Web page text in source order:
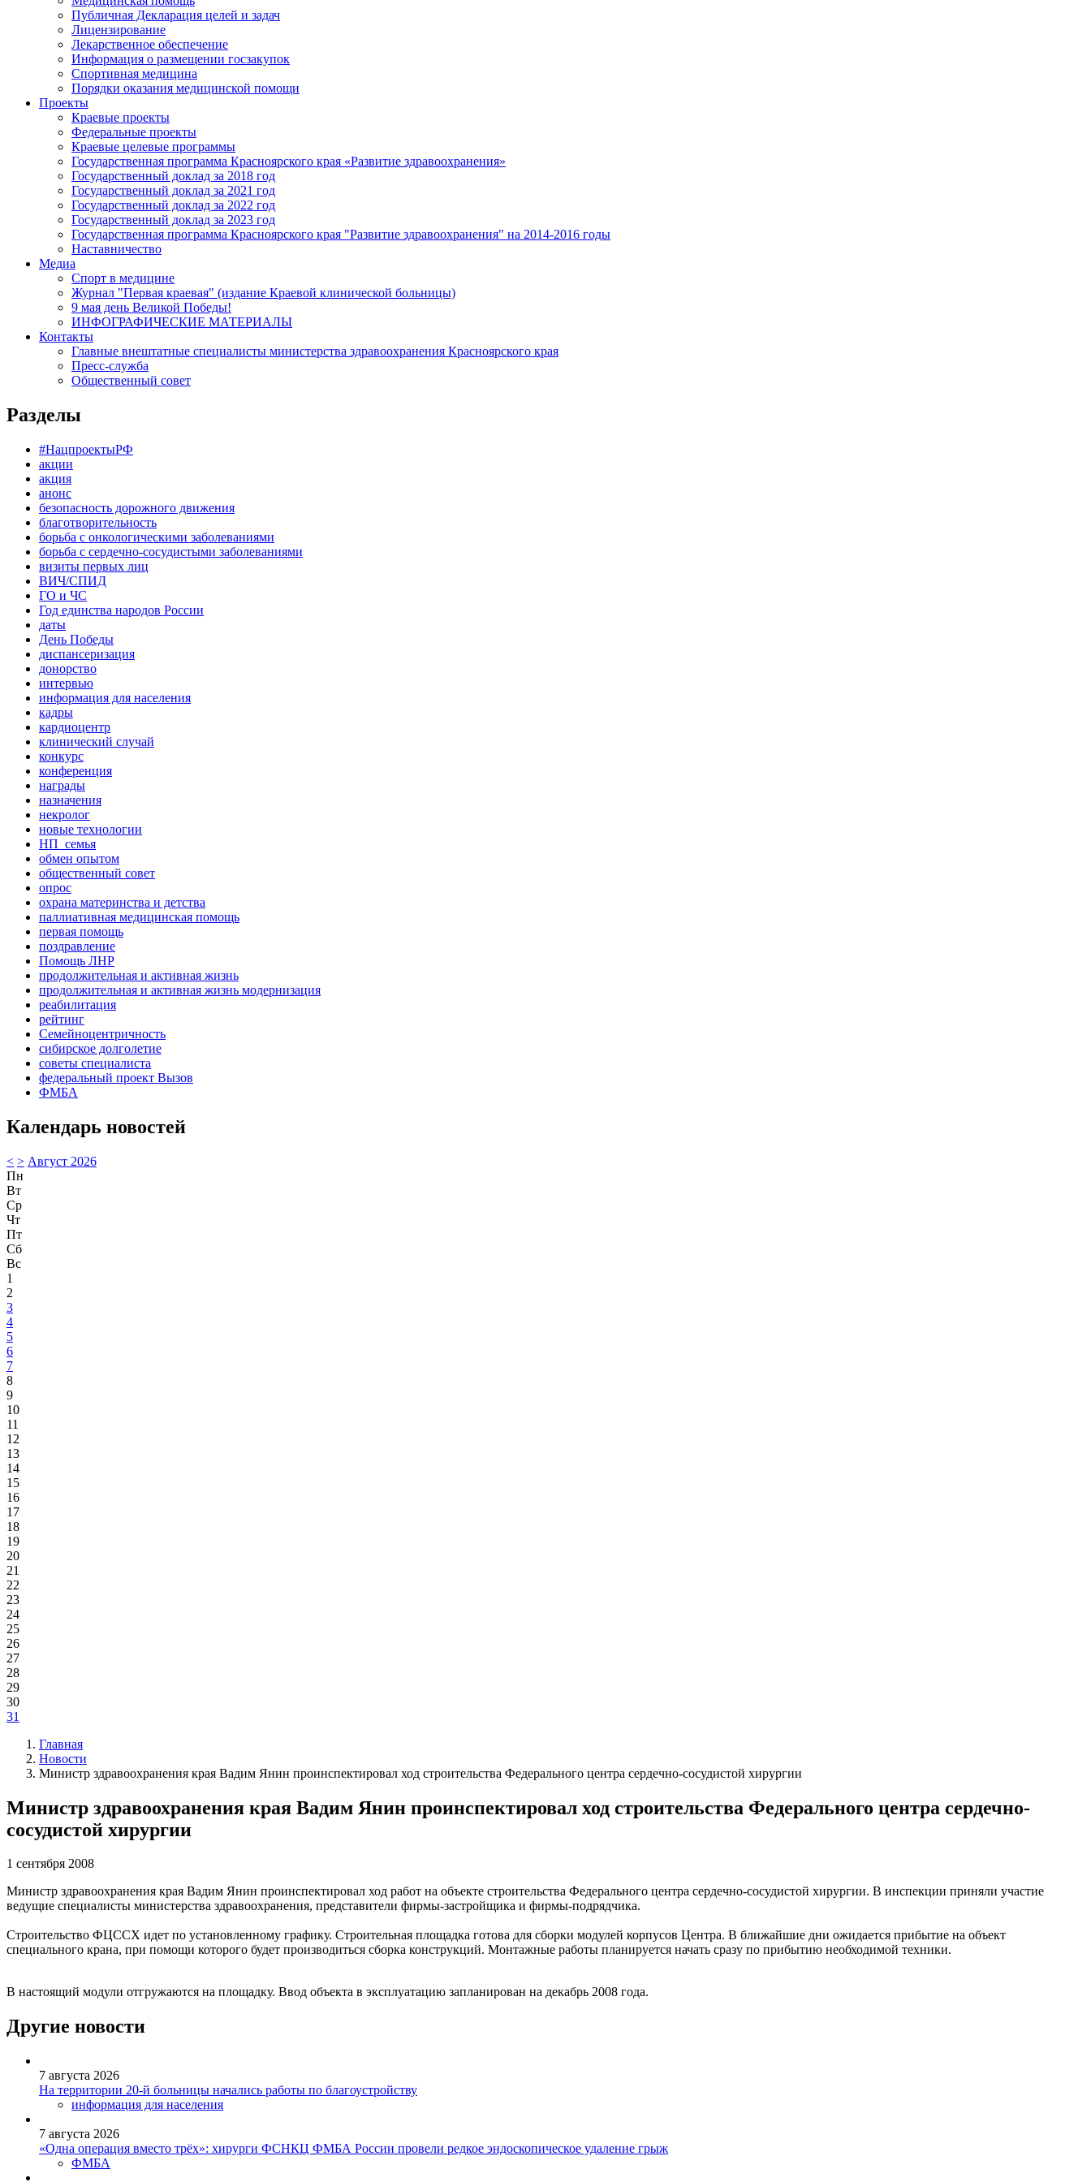
Публичная Декларация целей и задач
Лицензирование
Лекарственное обеспечение
Информация о размещении госзакупок
Спортивная медицина
Порядки оказания медицинской помощи
Проекты
Краевые проекты
Федеральные проекты
Краевые целевые программы
Государственная программа Красноярского края «Развитие здравоохранения»
Государственный доклад за 2018 год
Государственный доклад за 2021 год
Государственный доклад за 2022 год
Государственный доклад за 2023 год
Государственная программа Красноярского края "Развитие здравоохранения" на 2014-2016 годы
Наставничество
Медиа
Спорт в медицине
Журнал "Первая краевая" (издание Краевой клинической больницы)
9 мая день Великой Победы!
ИНФОГРАФИЧЕСКИЕ МАТЕРИАЛЫ
Контакты
Главные внештатные специалисты министерства здравоохранения Красноярского края
Пресс-служба
Общественный совет
Разделы
#НацпроектыРФ
акции
акция
анонс
безопасность дорожного движения
благотворительность
борьба с онкологическими заболеваниями
борьба с сердечно-сосудистыми заболеваниями
визиты первых лиц
ВИЧ/СПИД
ГО и ЧС
Год единства народов России
даты
День Победы
диспансеризация
донорство
интервью
информация для населения
кадры
кардиоцентр
клинический случай
конкурс
конференция
награды
назначения
некролог
новые технологии
НП_семья
обмен опытом
общественный совет
опрос
охрана материнства и детства
паллиативная медицинская помощь
первая помощь
поздравление
Помощь ЛНР
продолжительная и активная жизнь
продолжительная и активная жизнь модернизация
реабилитация
рейтинг
Семейноцентричность
сибирское долголетие
советы специалиста
федеральный проект Вызов
ФМБА
Календарь новостей
< > Август 2026
Пн
Вт
Ср
Чт
Пт
Сб
Вс
1
2
3
4
5
6
7
8
9
10
11
12
13
14
15
16
17
18
19
20
21
22
23
24
25
26
27
28
29
30
31
Главная
Новости
Министр здравоохранения края Вадим Янин проинспектировал ход строительства Федерального центра сердечно-сосудистой хирургии
Министр здравоохранения края Вадим Янин проинспектировал ход строительства Федерального центра сердечно-
сосудистой хирургии
1 сентября 2008
Министр здравоохранения края Вадим Янин проинспектировал ход работ на объекте строительства Федерального центра сердечно-сосудистой хирургии. В инспекции приняли участие
ведущие специалисты министерства здравоохранения, представители фирмы-застройщика и фирмы-подрядчика.
Строительство ФЦССХ идет по установленному графику. Строительная площадка готова для сборки модулей корпусов Центра. В ближайшие дни ожидается прибытие на объект
специального крана, при помощи которого будет производиться сборка конструкций. Монтажные работы планируется начать сразу по прибытию необходимой техники.
В настоящий модули отгружаются на площадку. Ввод объекта в эксплуатацию запланирован на декабрь 2008 года.
Другие новости
7 августа 2026
На территории 20-й больницы начались работы по благоустройству
информация для населения
7 августа 2026
«Одна операция вместо трёх»: хирурги ФСНКЦ ФМБА России провели редкое эндоскопическое удаление грыж
ФМБА